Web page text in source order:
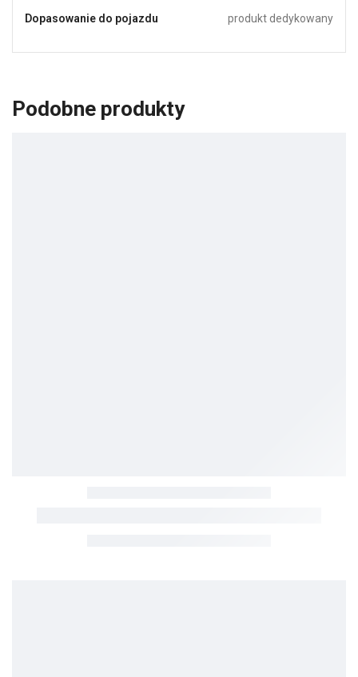
Dopasowanie do pojazdu produkt dedykowany
Podobne produkty